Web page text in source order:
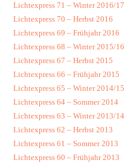
Lichtexpress 71 – Winter 2016/17
Lichtexpress 70 – Herbst 2016
Lichtexpress 69 – Frühjahr 2016
Lichtexpress 68 – Winter 2015/16
Lichtexpress 67 – Herbst 2015
Lichtexpress 66 – Frühjahr 2015
Lichtexpress 65 – Winter 2014/15
Lichtexpress 64 – Sommer 2014
Lichtexpress 63 – Winter 2013/14
Lichtexpress 62 – Herbst 2013
Lichtexpress 61 – Sommer 2013
Lichtexpress 60 – Frühjahr 2013